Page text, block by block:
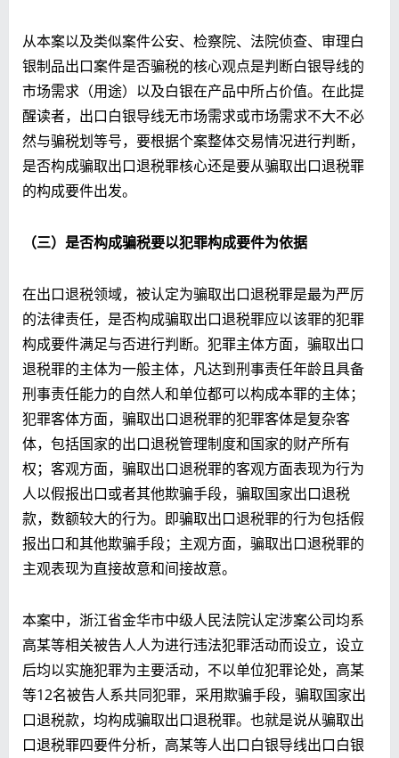
从本案以及类似案件公安、检察院、法院侦查、审理白
银制品出口案件是否骗税的核心观点是判断白银导线的
市场需求（用途）以及白银在产品中所占价值。在此提
醒读者，出口白银导线无市场需求或市场需求不大不必
然与骗税划等号，要根据个案整体交易情况进行判断，
是否构成骗取出口退税罪核心还是要从骗取出口退税罪
的构成要件出发。
（三）是否构成骗税要以犯罪构成要件为依据
在出口退税领域，被认定为骗取出口退税罪是最为严厉
的法律责任，是否构成骗取出口退税罪应以该罪的犯罪
构成要件满足与否进行判断。犯罪主体方面，骗取出口
退税罪的主体为一般主体，凡达到刑事责任年龄且具备
刑事责任能力的自然人和单位都可以构成本罪的主体；
犯罪客体方面，骗取出口退税罪的犯罪客体是复杂客
体，包括国家的出口退税管理制度和国家的财产所有
权；客观方面，骗取出口退税罪的客观方面表现为行为
人以假报出口或者其他欺骗手段，骗取国家出口退税
款，数额较大的行为。即骗取出口退税罪的行为包括假
报出口和其他欺骗手段；主观方面，骗取出口退税罪的
主观表现为直接故意和间接故意。
本案中，浙江省金华市中级人民法院认定涉案公司均系
高某等相关被告人人为进行违法犯罪活动而设立，设立
后均以实施犯罪为主要活动，不以单位犯罪论处，高某
等12名被告人系共同犯罪，采用欺骗手段，骗取国家出
口退税款，均构成骗取出口退税罪。也就是说从骗取出
口退税罪四要件分析，高某等人出口白银导线出口白银